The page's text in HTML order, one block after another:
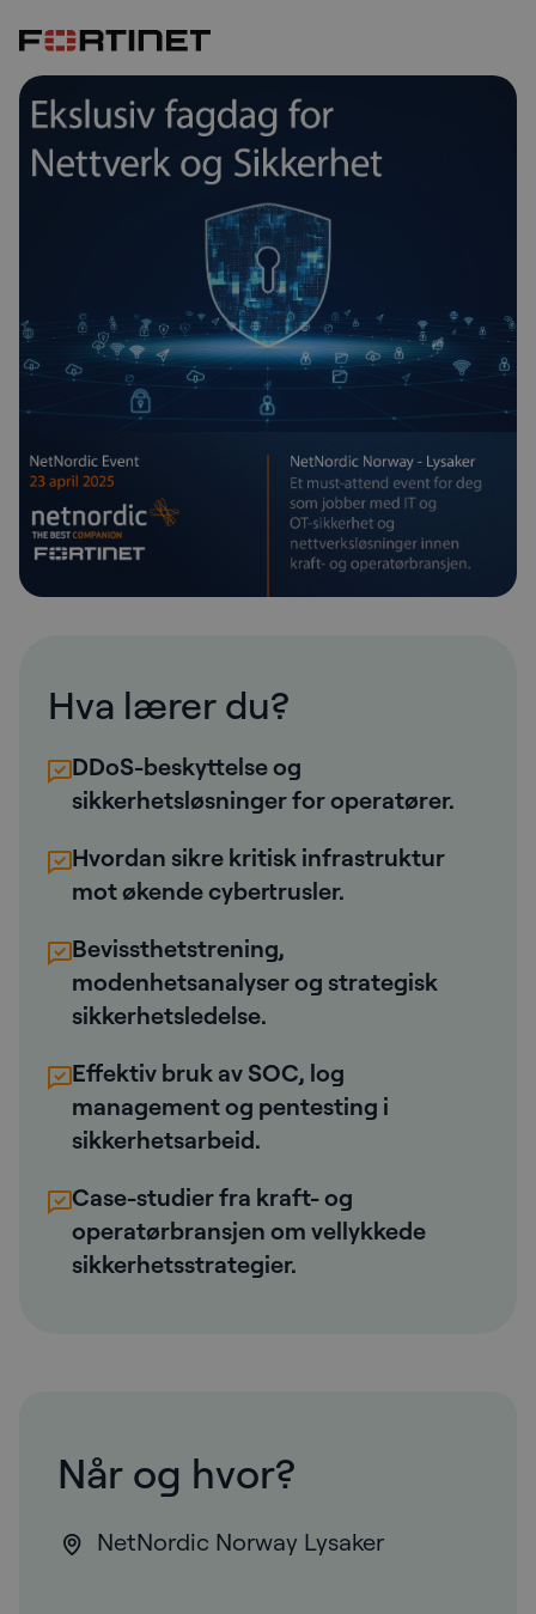
Hva lærer du?
DDoS-beskyttelse og
sikkerhetsløsninger for operatører.
Hvordan sikre kritisk infrastruktur
mot økende cybertrusler.
Bevissthetstrening,
modenhetsanalyser og strategisk
sikkerhetsledelse.
Effektiv bruk av SOC, log
management og pentesting i
sikkerhetsarbeid.
Case-studier fra kraft- og
operatørbransjen om vellykkede
sikkerhetsstrategier.
Når og hvor?
NetNordic Norway Lysaker